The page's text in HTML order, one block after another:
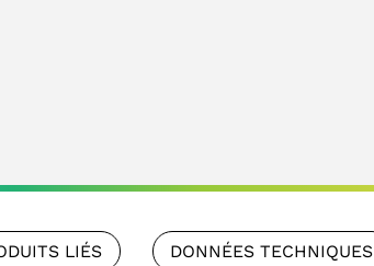
LIÉS DONNÉES TECHNIQUES